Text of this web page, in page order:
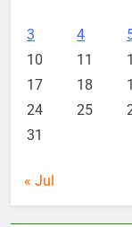
3
4
10
11
17
18
24
25
31
« Jul